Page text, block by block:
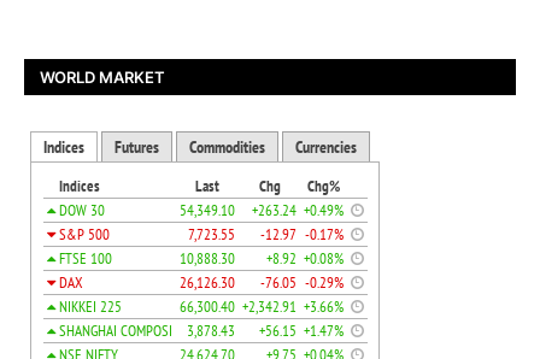
WORLD MARKET